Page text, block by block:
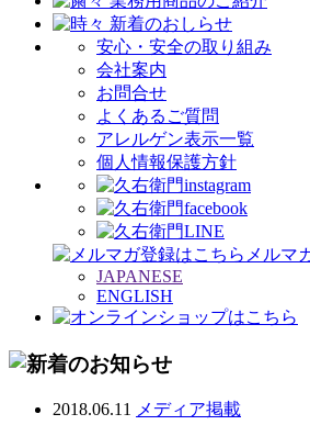
安心・安全の取り組み
会社案内
お問合せ
よくあるご質問
アレルゲン表示一覧
個人情報保護方針
メルマ
JAPANESE
ENGLISH
2018.06.11 メディア掲載